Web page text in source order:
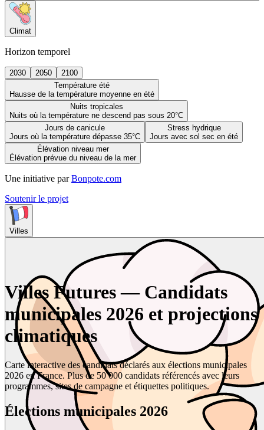
Climat
Horizon temporel
2030 2050
2100
Température été
Hausse de la température moyenne en été
Nuits tropicales
Nuits où la température ne descend pas sous 20°C
Jours de canicule
Jours où la température dépasse 35°C
Stress hydrique
Jours avec sol sec en été
Élévation niveau mer
Élévation prévue du niveau de la mer
Une initiative par Bonpote.com
Soutenir le projet
Villes
Villes Futures — Candidats
municipales 2026 et projections
climatiques
Carte interactive des candidats déclarés aux élections municipales
2026 en France. Plus de 50 000 candidats référencés avec leurs
programmes, sites de campagne et étiquettes politiques.
Élections municipales 2026